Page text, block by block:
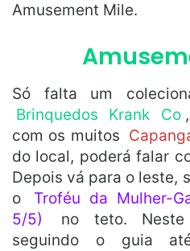
Amusement Mile.
Só falta um
Brinquedos Krank Co
com os muitos
do local, poderá falar
Depois vá para o leste,
o
Troféu da Mulher-
5/5)
no teto. Neste
seguindo o guia